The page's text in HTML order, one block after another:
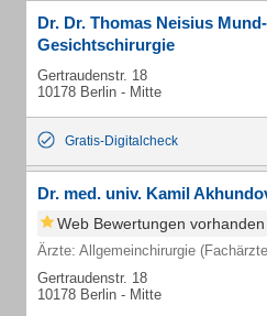
Dr. Dr. Thomas Neisius
Gesichtschirurgie
Gertraudenstr. 18
10178 Berlin - Mitte
Gratis-Digitalcheck
Dr. med. univ. Kamil
Web Bewertungen vorhanden
Ärzte: Allgemeinchirurgie
Gertraudenstr. 18
10178 Berlin - Mitte